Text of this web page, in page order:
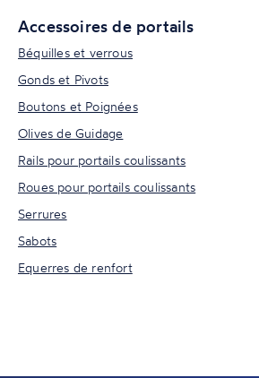
Accessoires de portails
Béquilles et verrous
Gonds et Pivots
Boutons et Poignées
Olives de Guidage
Rails pour portails coulissants
Roues pour portails coulissants
Serrures
Sabots
Equerres de renfort